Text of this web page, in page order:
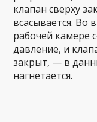
клапан сверху
всасывается. Во
рабочей камере
давление, и
закрыт, — в
нагнетается.